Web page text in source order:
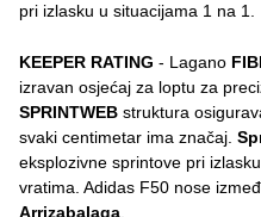
pri izlasku u situacijama 1 na 1.
KEEPER RATING - Lagano
izravan osjećaj za loptu za
SPRINTWEB struktura
svaki centimetar ima značaj.
eksplozivne sprintove pri
vratima. Adidas F50 nose
Arrizabalaga